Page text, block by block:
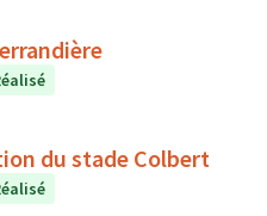
du stade Colbert